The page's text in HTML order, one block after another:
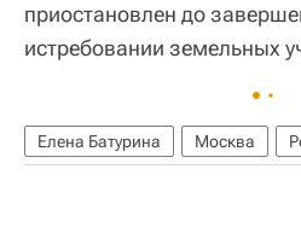
приостановлен до
истребовании земельных
Елена Батурина Москва